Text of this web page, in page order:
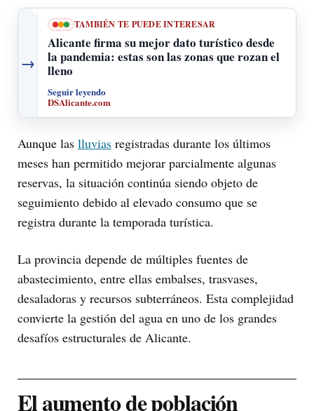
→
TAMBIÉN TE PUEDE INTERESAR
Alicante firma su mejor dato turístico desde
la pandemia: estas son las zonas que rozan el
lleno
Seguir leyendo
DSAlicante.com
Aunque las lluvias registradas durante los últimos
meses han permitido mejorar parcialmente algunas
reservas, la situación continúa siendo objeto de
seguimiento debido al elevado consumo que se
registra durante la temporada turística.
La provincia depende de múltiples fuentes de
abastecimiento, entre ellas embalses, trasvases,
desaladoras y recursos subterráneos. Esta complejidad
convierte la gestión del agua en uno de los grandes
desafíos estructurales de Alicante.
El aumento de población